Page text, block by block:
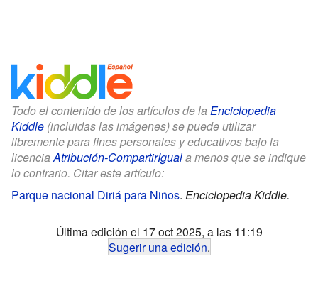
Todo el contenido de los artículos de la Enciclopedia
Kiddle (incluidas las imágenes) se puede utilizar
libremente para fines personales y educativos bajo la
licenciaAtribución-CompartirIguala menos que se indique
lo contrario. Citar este artículo:
Parque nacional Diriá para Niños. Enciclopedia Kiddle.
Última edición el 17 oct 2025, a las 11:19
Sugerir una edición.